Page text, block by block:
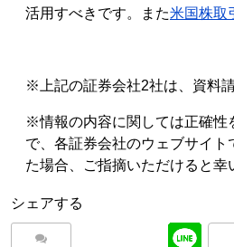
活用すべきです。また米国株取
※上記の証券会社2社は、資料
※情報の内容に関しては正確性
で、各証券会社のウェブサイ
た場合、ご指摘いただけると幸
シェアする